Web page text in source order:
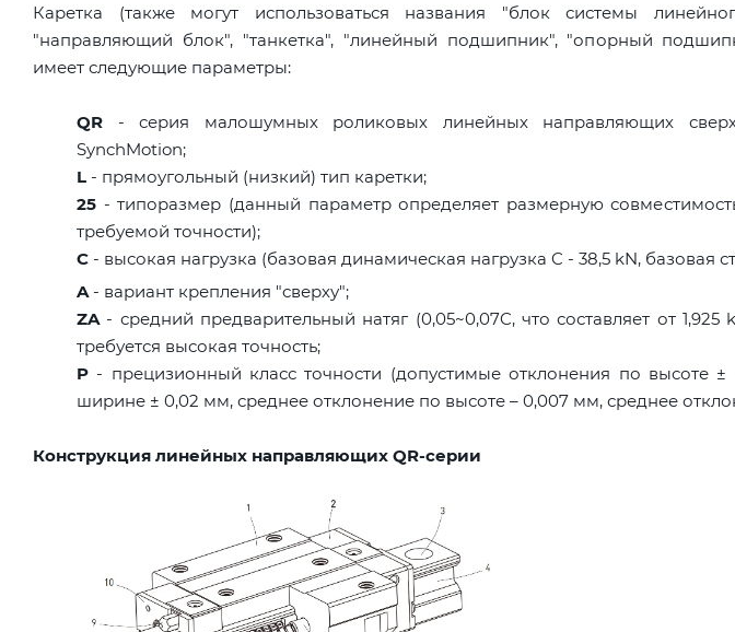
Каретка (также могут использоваться названия "блок системы
"направляющий блок", "танкетка", "линейный подшипник", "опорный
имеет следующие параметры:
QR - серия малошумных роликовых линейных направляющих
SynchMotion;
L - прямоугольный (низкий) тип каретки;
25 - типоразмер (данный параметр определяет размерную
требуемой точности);
C - высокая нагрузка (базовая динамическая нагрузка C - 38,5 kN, базовая
A- вариант крепления "сверху";
ZA- средний предварительный натяг (0,05~0,07C, что составляет от
требуется высокая точность;
P - прецизионный класс точности (допустимые отклонения по высоте
ширине ± 0,02 мм, среднее отклонение по высоте – 0,007 мм, среднее
Конструкция линейных направляющих QR-серии